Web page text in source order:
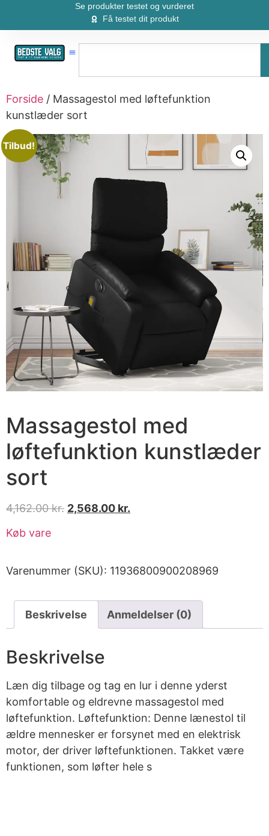
Se produkter testet og vurderet
Få testet dit produkt
Forside / Massagestol med løftefunktion
kunstlæder sort
Tilbud!
Massagestol med
løftefunktion kunstlæder
sort
4,162.00kr. 2,568.00 kr.
Køb vare
Varenummer (SKU): 11936800900208969
Beskrivelse Anmeldelser (0)
Beskrivelse
Læn dig tilbage og tag en lur i denne yderst
komfortable og eldrevne massagestol med
løftefunktion. Løftefunktion: Denne lænestol til
ældre mennesker er forsynet med en elektrisk
motor, der driver løftefunktionen. Takket være
funktionen, som løfter hele s